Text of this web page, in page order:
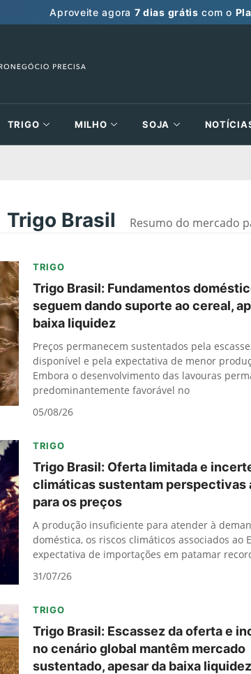
Aproveite agora 7 dias grátis com o
TRIGO MILHO SOJA
Trigo Brasil Resumo do mercado
TRIGO
Trigo Brasil: Fundamentos
seguem dando suporte ao cereal,
baixa liquidez
Preços permanecem sustentados pela
disponível e pela expectativa de menor
Embora o desenvolvimento das lavouras
predominantemente favorável no
05/08/26
TRIGO
Trigo Brasil: Oferta limitada e
climáticas sustentam perspectivas
para os preços
A produção insuficiente para atender à
doméstica, os riscos climáticos associados ao
expectativa de importações em patamar
31/07/26
TRIGO
Trigo Brasil: Escassez da oferta e
no cenário global mantêm mercado
sustentado, apesar da baixa liquidez